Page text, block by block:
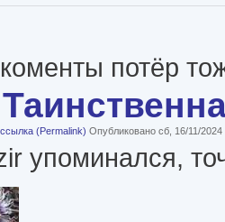
потёр
(Permalink) Опубликовано сб, 16/11/
упоминался,